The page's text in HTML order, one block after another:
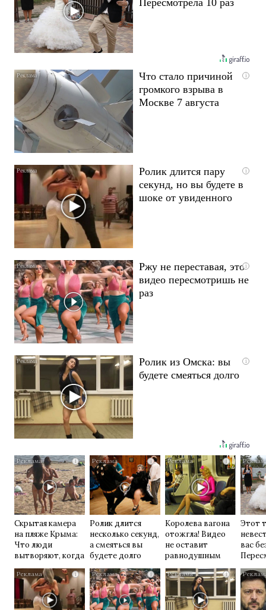
i
Что стало причиной
громкого взрыва в
Москве 7 августа
i
Ролик длится пару
секунд, но вы будете в
шоке от увиденного
i
Ржу не переставая, это
видео пересмотришь не
раз
i
Ролик из Омска: вы
будете смеяться долго
i
Скрытая камера
на пляже Крыма:
Что люди
вытворяют, когда
их не видят...
i
Ролик длится
несколько секунд,
а смеяться вы
будете долго
i
Королева вагона
отожгла! Видео
не оставит
равнодушным
Этот
вас
раз
i i i